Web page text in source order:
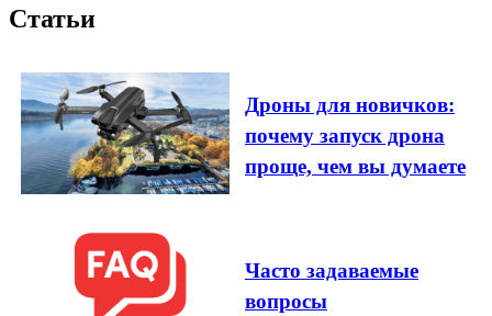
Статьи
Дроны для новичков:
почему запуск дрона
проще, чем вы думаете
Часто задаваемые
вопросы